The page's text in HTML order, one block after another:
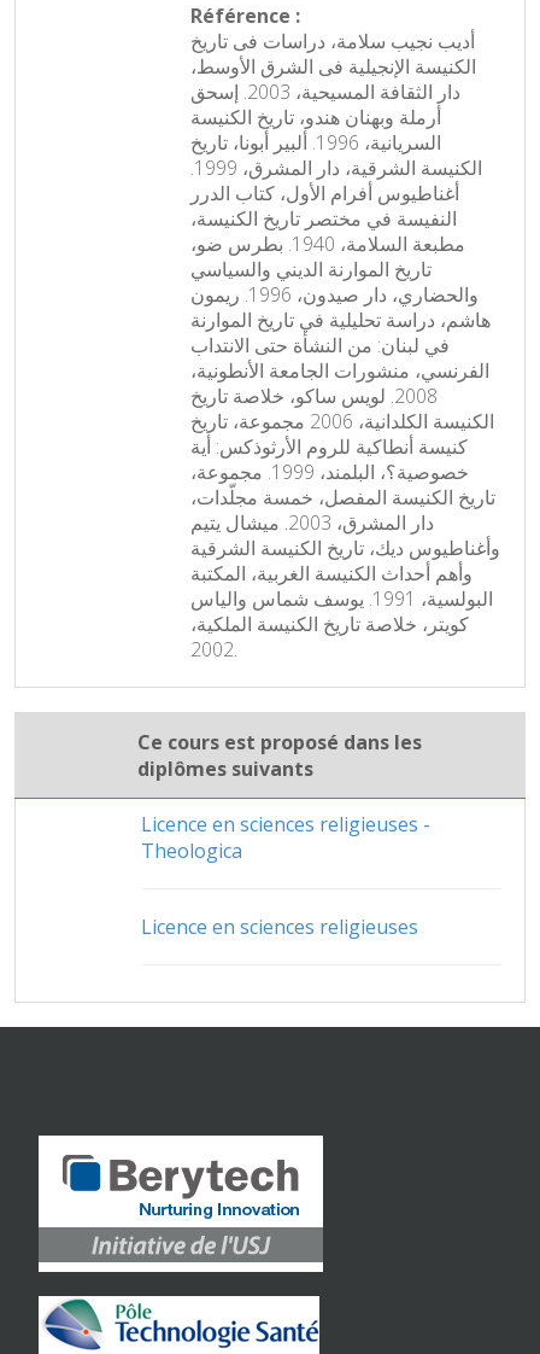
Référence :
أديب نجيب سلامة، دراسات فى تاريخ
الكنيسة الإنجيلية فى الشرق الأوسط،
دار الثقافة المسيحية، 2003. إسحق
أرملة وبهنان هندو، تاريخ الكنيسة
السريانية، 1996. ألبير أبونا، تاريخ
الكنيسة الشرقية، دار المشرق، 1999.
أغناطيوس أفرام الأول، كتاب الدرر
النفيسة في مختصر تاريخ الكنيسة،
مطبعة السلامة، 1940. بطرس ضو،
تاريخ الموارنة الديني والسياسي
والحضاري، دار صيدون، 1996. ريمون
هاشم، دراسة تحليلية في تاريخ الموارنة
في لبنان: من النشأة حتى الانتداب
الفرنسي، منشورات الجامعة الأنطونية،
2008. لويس ساكو، خلاصة تاريخ
الكنيسة الكلدانية، 2006 مجموعة، تاريخ
كنيسة أنطاكية للروم الأرثوذكس: أية
خصوصية؟، البلمند، 1999. مجموعة،
تاريخ الكنيسة المفصل، خمسة مجلّدات،
دار المشرق، 2003. ميشال يتيم
وأغناطيوس ديك، تاريخ الكنيسة الشرقية
وأهم أحداث الكنيسة الغربية، المكتبة
البولسية، 1991. يوسف شماس والياس
كويتر، خلاصة تاريخ الكنيسة الملكية،
2002.
Ce cours est proposé dans les
diplômes suivants
Licence en sciences religieuses -
Theologica
Licence en sciences religieuses